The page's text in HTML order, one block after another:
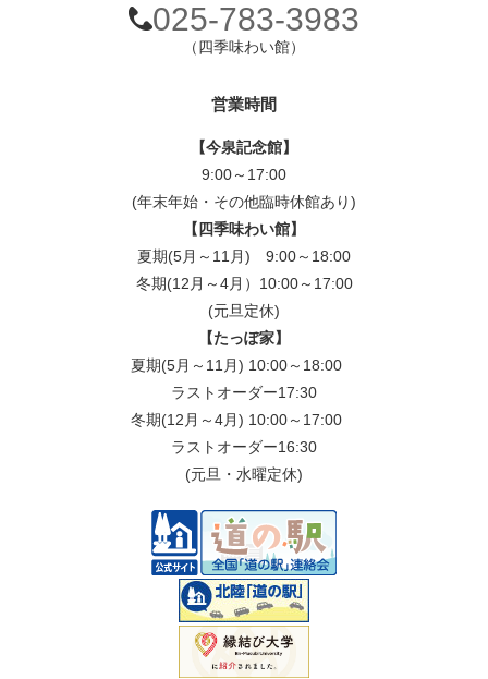
025-783-3983
（四季味わい館）
営業時間
【今泉記念館】
9:00～17:00
(年末年始・その他臨時休館あり)
【四季味わい館】
夏期(5月～11月) 9:00～18:00
冬期(12月～4月）10:00～17:00
(元旦定休)
【たっぽ家】
夏期(5月～11月) 10:00～18:00
ラストオーダー17:30
冬期(12月～4月) 10:00～17:00
ラストオーダー16:30
(元旦・水曜定休)